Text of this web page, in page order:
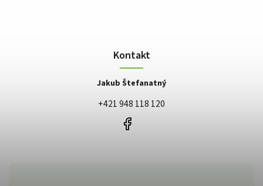
Kontakt
Jakub Štefanatný
+421 948 118 120